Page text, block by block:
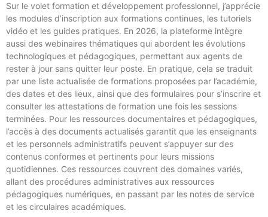
Sur le volet formation et développement professionnel, j’apprécie
les modules d’inscription aux formations continues, les tutoriels
vidéo et les guides pratiques. En 2026, la plateforme intègre
aussi des webinaires thématiques qui abordent les évolutions
technologiques et pédagogiques, permettant aux agents de
rester à jour sans quitter leur poste. En pratique, cela se traduit
par une liste actualisée de formations proposées par l’académie,
des dates et des lieux, ainsi que des formulaires pour s’inscrire et
consulter les attestations de formation une fois les sessions
terminées. Pour les ressources documentaires et pédagogiques,
l’accès à des documents actualisés garantit que les enseignants
et les personnels administratifs peuvent s’appuyer sur des
contenus conformes et pertinents pour leurs missions
quotidiennes. Ces ressources couvrent des domaines variés,
allant des procédures administratives aux ressources
pédagogiques numériques, en passant par les notes de service
et les circulaires académiques.